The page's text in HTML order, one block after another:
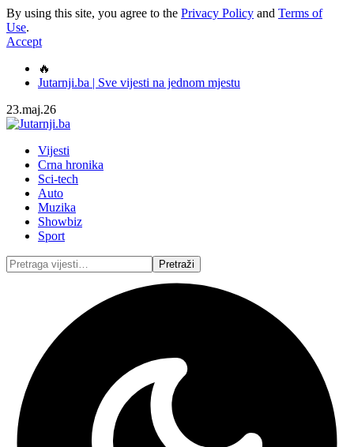
By using this site, you agree to the Privacy Policy and Terms of
Use.
Accept
🔥
Jutarnji.ba | Sve vijesti na jednom mjestu
23.maj.26
Vijesti
Crna hronika
Sci-tech
Auto
Muzika
Showbiz
Sport